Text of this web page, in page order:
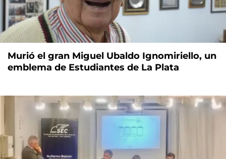
Murió el gran Miguel Ubaldo Ignomiriello, un
emblema de Estudiantes de La Plata